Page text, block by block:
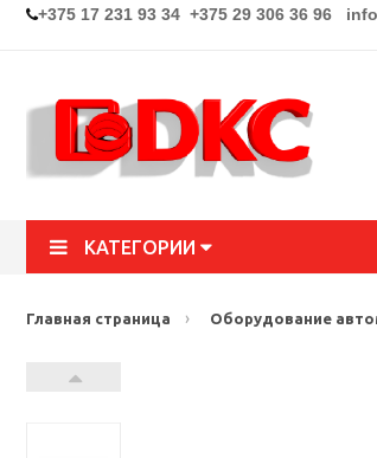
+375 17 231 93 34 +375 29 306 36 96
КАТЕГОРИИ
Главная страница › Оборудование